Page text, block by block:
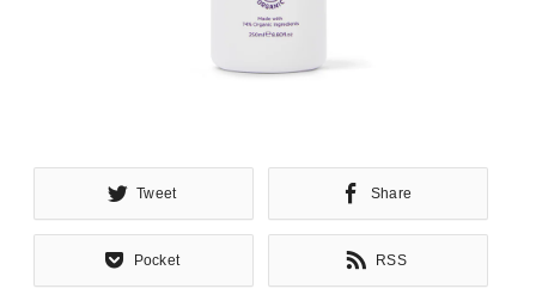
Tweet Share
Pocket RSS